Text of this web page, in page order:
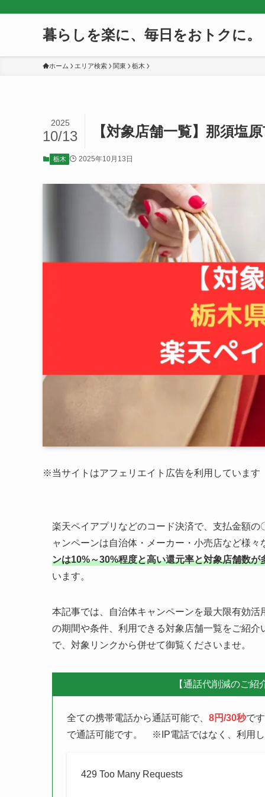
暮らしを楽に、毎日をおトクに。
ホーム エリア検索 関東 栃木
【対象店舗一覧】那須塩
2025
10/13
栃木 2025年10月13日
※当サイトはアフェリエイト広告を利用しています
楽天ペイアプリなどのコード決済で、支払金額
ャンペーンは自治体・メーカー・小売店など様